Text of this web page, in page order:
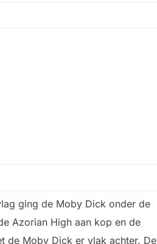
ging de Moby Dick onder de
Azorian High aan kop en de
de Moby Dick er vlak achter. De